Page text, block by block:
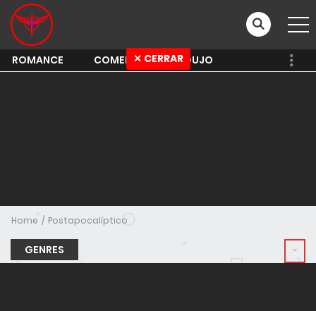
ROMANCE COMEDY SHOUJO
Home Postapocalíptico
GENRES
✕ CERRAR